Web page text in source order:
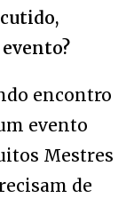
encontro
evento
Mestres
de